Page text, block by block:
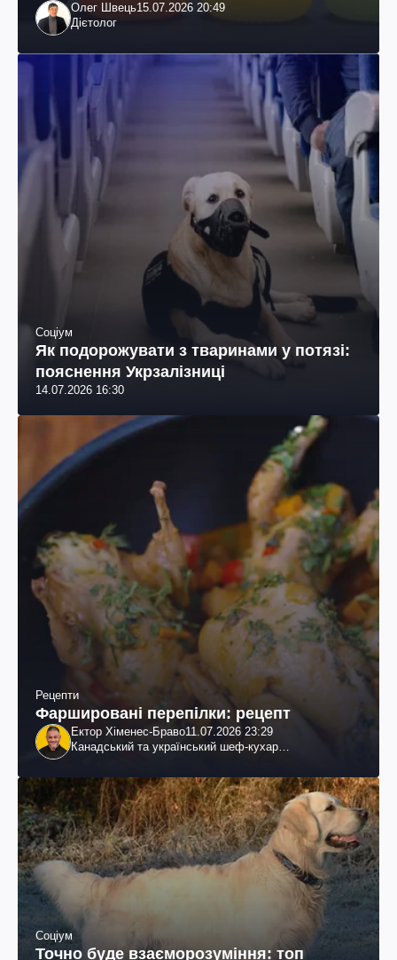
Олег Швець15.07.2026 20:49
Дієтолог
Соціум
Як подорожувати з тваринами у потязі:
пояснення Укрзалізниці
14.07.2026 16:30
Рецепти
Фаршировані перепілки: рецепт
Ектор Хіменес-Браво11.07.2026 23:29
Канадський та український шеф-кухар
Соціум
Точно буде взаєморозуміння: топ